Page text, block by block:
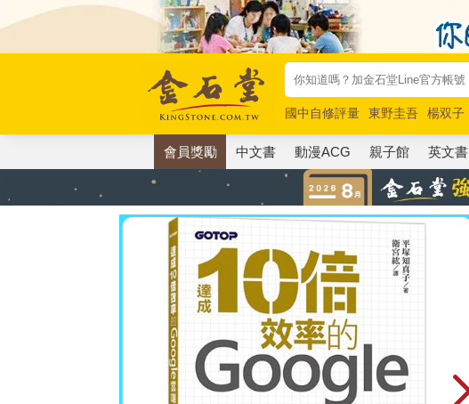
國中自修評量 東野圭吾 楊双子
唯紅花綻放
奧德賽 路邊攤新作
會員獎勵 中文書 動漫ACG 親子館 英文書